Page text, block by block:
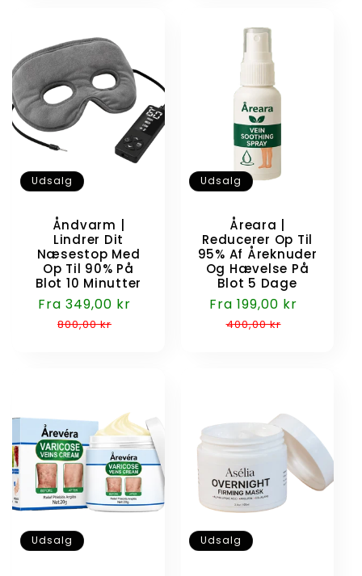
Udsalg
Åndvarm |
Lindrer Dit
Næsestop Med
Op Til 90% På
Blot 10 Minutter
Udsalgspris
Fra 349,00 kr Normalpris
800,00 kr
Udsalg
Åreara |
Reducerer Op Til
95% Af Åreknuder
Og Hævelse På
Blot 5 Dage
Udsalgspris
Fra 199,00 kr
400,00 kr
Udsalg Udsalg